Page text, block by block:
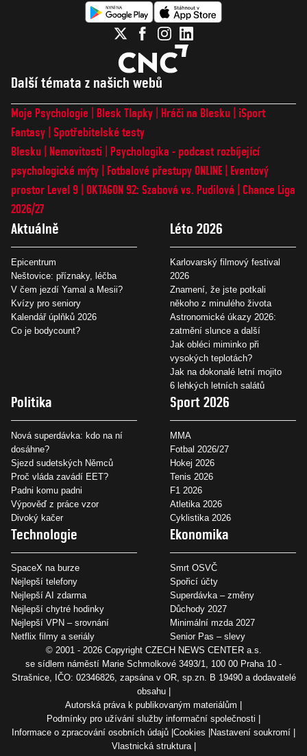
Další témata z našich webů
Moje Psychologie Blesk Tlapky Hráči na Blesku
iSport
Fantasy Spotřebitelské testy
Blesku
Nemovitosti
Psychologika - podcast rozbíjející
psychologické mýty
Fotbalové přestupy ONLINE
Eventový
prostor Level 9 OKTAGON 92: Szabová vs. Pudilová
Chance Liga
2026/27
Aktuálně
Epicentrum
Neštovice: příznaky, léčba
V čem jezdí Yamal a Mesii?
Kvízy pro seniory
Kalendář úplňků 2026
Co je bodycount?
Léto 2026
Karlovarský filmový festival
2026
Znamení, že jste potkali
někoho z minulého života
Astronomické úkazy 2026:
zatmění slunce a další
Jak obléci miminko při
vysokých teplotách?
Jak na dokonalé letní mojito
6 lehkých letních salátů
Politika
Nová superdávka: kdo na ní
dosáhne?
Sjezd sudetských Němců
Proč vláda zavádí EET?
Padni komu padni
Výpověď z práce vzor
Divoký kačer
Sport 2026
MMA
Fotbal 2026/27
Hokej 2026
Tenis 2026
F1 2026
Atletika 2026
Cyklistika 2026
Technologie
SpaceX na burze
Nejlepší telefony
Nejlepší AI zdarma
Nejlepší chytré hodinky
Nejlepší VPN – srovnání
Netflix filmy a seriály
Ekonomika
Smrt OSVČ
Spořicí účty
Superdávka – změny
Důchody 2027
Minimální mzda 2027
Senior Pas – slevy
© 2001 - 2026 Copyright CZECH NEWS CENTER a.s.
se sídlem náměstí Marie Schmolkové 3493/1, 100 00 Praha 10 -
Strašnice, IČO: 02346826, zapsána v OR, sp.zn. B 19490 a dodavatelé
obsahu
Autorská práva k publikovaným materiálům
Podmínky pro užívání služby informační společnosti
Informace o zpracování osobních údajů Cookies Nastavení soukromí
Vlastnická struktura